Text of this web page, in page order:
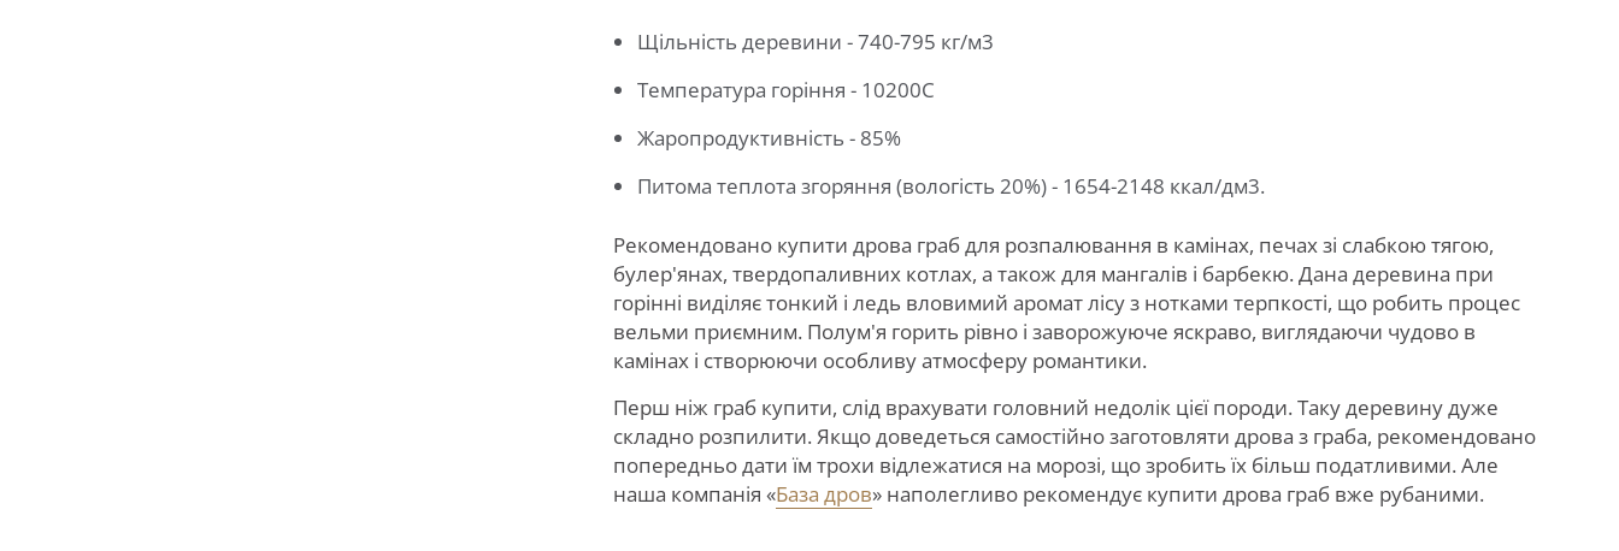
Щільність деревини - 740-795 кг/м3
Температура горіння - 10200С
Жаропродуктивність - 85%
Питома теплота згоряння (вологість 20%) - 1654-2148 ккал/дм3.
Рекомендовано купити дрова граб для розпалювання в камінах, печах зі слабкою тягою,
булер'янах, твердопаливних котлах, а також для мангалів і барбекю. Дана деревина при
горінні виділяє тонкий і ледь вловимий аромат лісу з нотками терпкості, що робить процес
вельми приємним. Полум'я горить рівно і заворожуюче яскраво, виглядаючи чудово в
камінах і створюючи особливу атмосферу романтики.
Перш ніж граб купити, слід врахувати головний недолік цієї породи. Таку деревину дуже
складно розпилити. Якщо доведеться самостійно заготовляти дрова з граба, рекомендовано
попередньо дати їм трохи відлежатися на морозі, що зробить їх більш податливими. Але
наша компанія «База дров» наполегливо рекомендує купити дрова граб вже рубаними.